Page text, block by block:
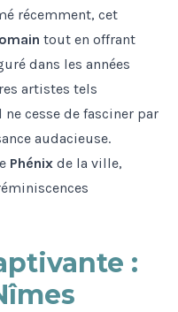
récemment, cet
tout en offrant
dans les années
artistes tels
cesse de fasciner par
audacieuse.
Phénix de la ville,
: